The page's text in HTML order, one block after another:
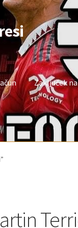
Zaključek
račun